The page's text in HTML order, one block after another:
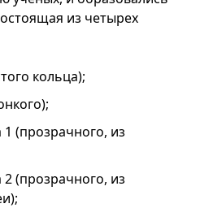
из четырех
кольца);
(прозрачного, из
(прозрачного, из